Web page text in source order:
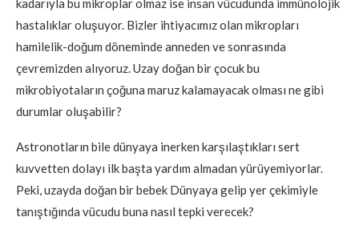
kadarıyla bu mikroplar olmaz ise insan vücudunda immünolojik
hastalıklar oluşuyor. Bizler ihtiyacımız olan mikropları
hamilelik-doğum döneminde anneden ve sonrasında
çevremizden alıyoruz. Uzay doğan bir çocuk bu
mikrobiyotaların çoğuna maruz kalamayacak olması ne gibi
durumlar oluşabilir?
Astronotların bile dünyaya inerken karşılaştıkları sert
kuvvetten dolayı ilk başta yardım almadan yürüyemiyorlar.
Peki, uzayda doğan bir bebek Dünyaya gelip yer çekimiyle
tanıştığında vücudu buna nasıl tepki verecek?